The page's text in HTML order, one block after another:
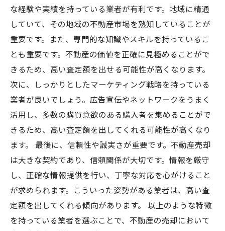
な経験や実績を持っている業者が有利です。地域に精通
していて、その地域の不動産市場を熟知していることが
重要です。また、専門的な知識やスキルを持っているこ
とも重要です。不動産の価値を正確に見極めることがで
きるため、高い査定額を出せる可能性が高くなります。
次に、しっかりとしたマーケティング戦略を持っている
業者が良いでしょう。広告宣伝やネットワークをうまく
活用し、多数の購買意欲のある購入者を集めることがで
きるため、高い査定額を出してくれる可能性が高くなり
ます。 最後に、信頼性や誠実さが重要です。不動産売却
は大きな契約であり、信頼関係が大切です。情報を厳守
し、正確な情報提供を行い、丁寧な対応を心がけること
が求められます。こういった姿勢がある業者は、高い査
定額を出してくれる傾向があります。 以上のような特徴
を持っている業者を選ぶことで、不動産の売却において